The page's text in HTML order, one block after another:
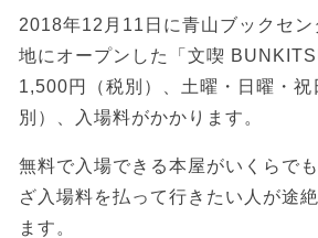
2018年12月11日に青山ブックセ
地にオープンした「文喫
1,500円（税別）、土曜・日曜・
別）、入場料がかかります。
無料で入場できる本屋がいくらで
ざ入場料を払って行きたい人が途
ます。